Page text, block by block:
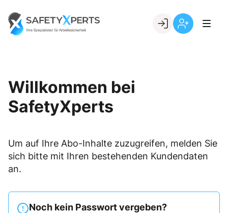
content
Go to landing page.
Willkommen bei
SafetyXperts
Um auf Ihre Abo-Inhalte zuzugreifen, melden Sie
sich bitte mit Ihren bestehenden Kundendaten
an.
Noch kein Passwort vergeben?